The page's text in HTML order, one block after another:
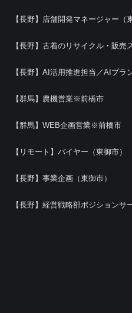
【長野】店舗開発マネージャー（
【長野】古着のリサイクル・販売
【長野】AI活用推進担当／AIプラ
【群馬】農機営業※前橋市
【群馬】WEB企画営業※前橋市
【リモート】バイヤー（東御市）
【長野】事業企画（東御市）
【長野】経営戦略部ポジションサ